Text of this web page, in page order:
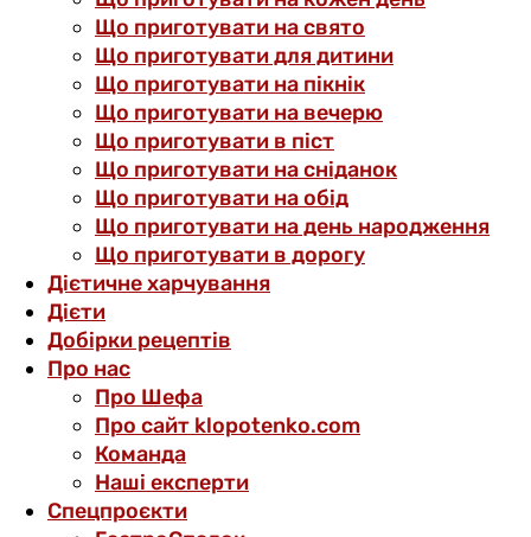
Що приготувати на свято
Що приготувати для дитини
Що приготувати на пікнік
Що приготувати на вечерю
Що приготувати в піст
Що приготувати на сніданок
Що приготувати на обід
Що приготувати на день народження
Що приготувати в дорогу
Дієтичне харчування
Дієти
Добірки рецептів
Про нас
Про Шефа
Про сайт klopotenko.com
Команда
Наші експерти
Спецпроєкти